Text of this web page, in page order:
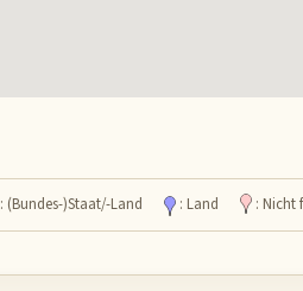
: (Bundes-)Staat/-Land : Land : Nicht